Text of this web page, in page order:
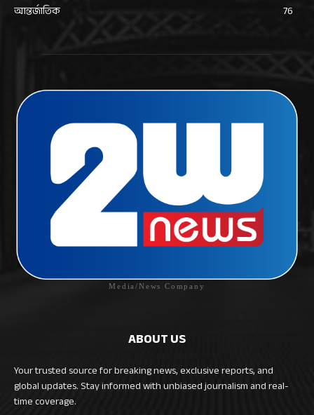
আন্তর্জাতিক
76
Media/News Company
ABOUT US
Your trusted source for breaking news, exclusive reports, and
global updates. Stay informed with unbiased journalism and real-
time coverage.